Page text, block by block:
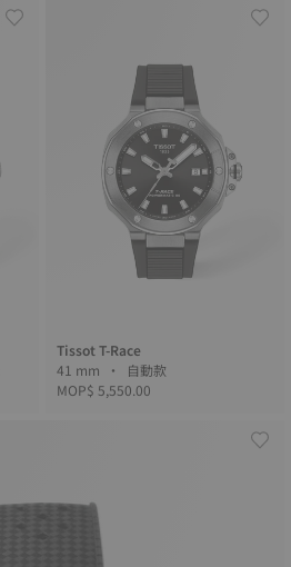
Tissot T-Race
41 mm • 自動款
MOP$ 5,550.00